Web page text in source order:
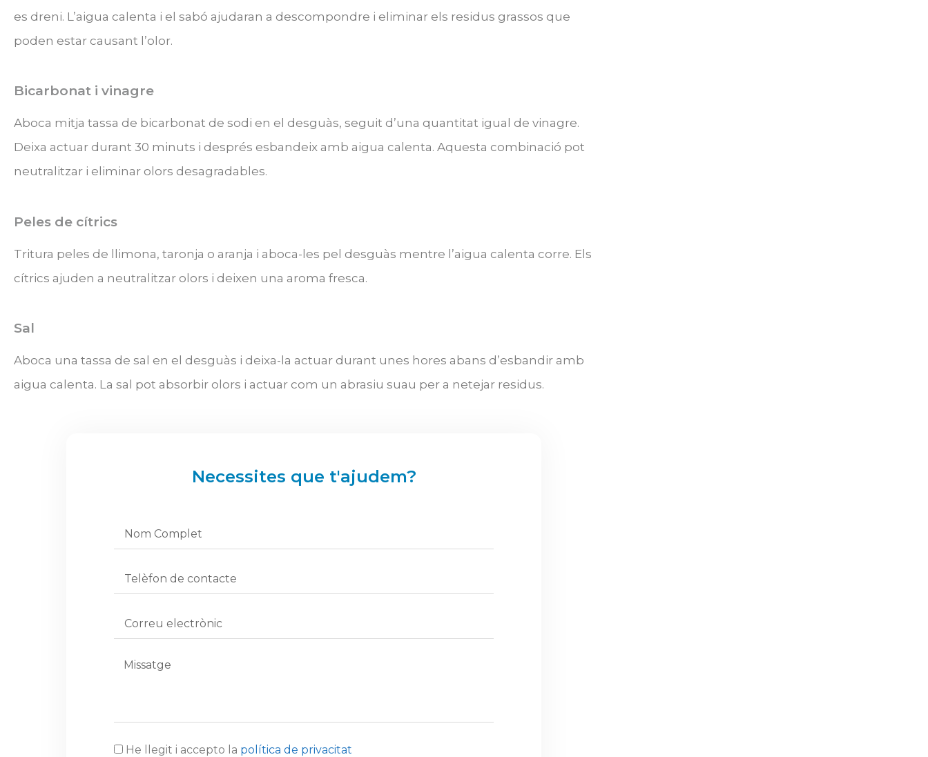
es dreni. L’aigua calenta i el sabó ajudaran a descompondre i eliminar els residus grassos que
poden estar causant l’olor.
Bicarbonat i vinagre
Aboca mitja tassa de bicarbonat de sodi en el desguàs, seguit d’una quantitat igual de vinagre.
Deixa actuar durant 30 minuts i després esbandeix amb aigua calenta. Aquesta combinació pot
neutralitzar i eliminar olors desagradables.
Peles de cítrics
Tritura peles de llimona, taronja o aranja i aboca-les pel desguàs mentre l’aigua calenta corre. Els
cítrics ajuden a neutralitzar olors i deixen una aroma fresca.
Sal
Aboca una tassa de sal en el desguàs i deixa-la actuar durant unes hores abans d’esbandir amb
aigua calenta. La sal pot absorbir olors i actuar com un abrasiu suau per a netejar residus.
Necessites que t'ajudem?
He llegit i accepto la política de privacitat